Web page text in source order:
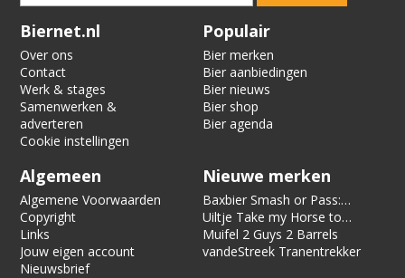
Verification code:
Biernet.nl
Over ons
Contact
Werk & stages
Samenwerken &
adverteren
Cookie instellingen
Populair
Bier merken
Bier aanbiedingen
Bier nieuws
Bier shop
Bier agenda
Algemeen
Algemene Voorwaarden
Copyright
Links
Jouw eigen account
Nieuwsbrief
Nieuwe merken
Baxbier Smash or Pass:
Strata
Uiltje Take my Horse to
the Hotel Room
Muifel 2 Guys 2 Barrels
vandeStreek Tranentrekker